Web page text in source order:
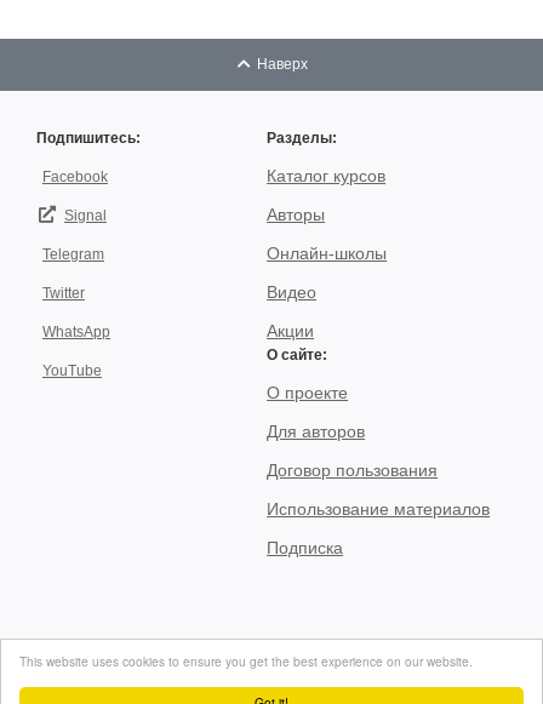
This website uses cookies to ensure you get the best experience on our website.
Наверх
Подпишитесь:
Facebook
Signal
Telegram
Twitter
WhatsApp
YouTube
Разделы:
Каталог курсов
Авторы
Онлайн-школы
Видео
Акции
О сайте:
О проекте
Для авторов
Договор пользования
Использование материалов
Подписка
© 2026, "video-kursi.net". Лучшие тренинги и курсы в одном месте. Все
права на материалы, находящиеся на сайте, охраняются в соответствии
с законодательством..